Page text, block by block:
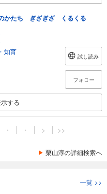
かたち ぎざぎざ くるくる
知育
試し読み
フォロー
する
・ ・ > >>
栗山淳の詳細検索へ
一覧 >>